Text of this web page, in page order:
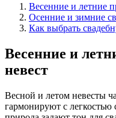
Весенние и летние
Осенние и зимние
Как выбрать
Весенние и
невест
Весной и летом невесты
гармонируют с легкостью